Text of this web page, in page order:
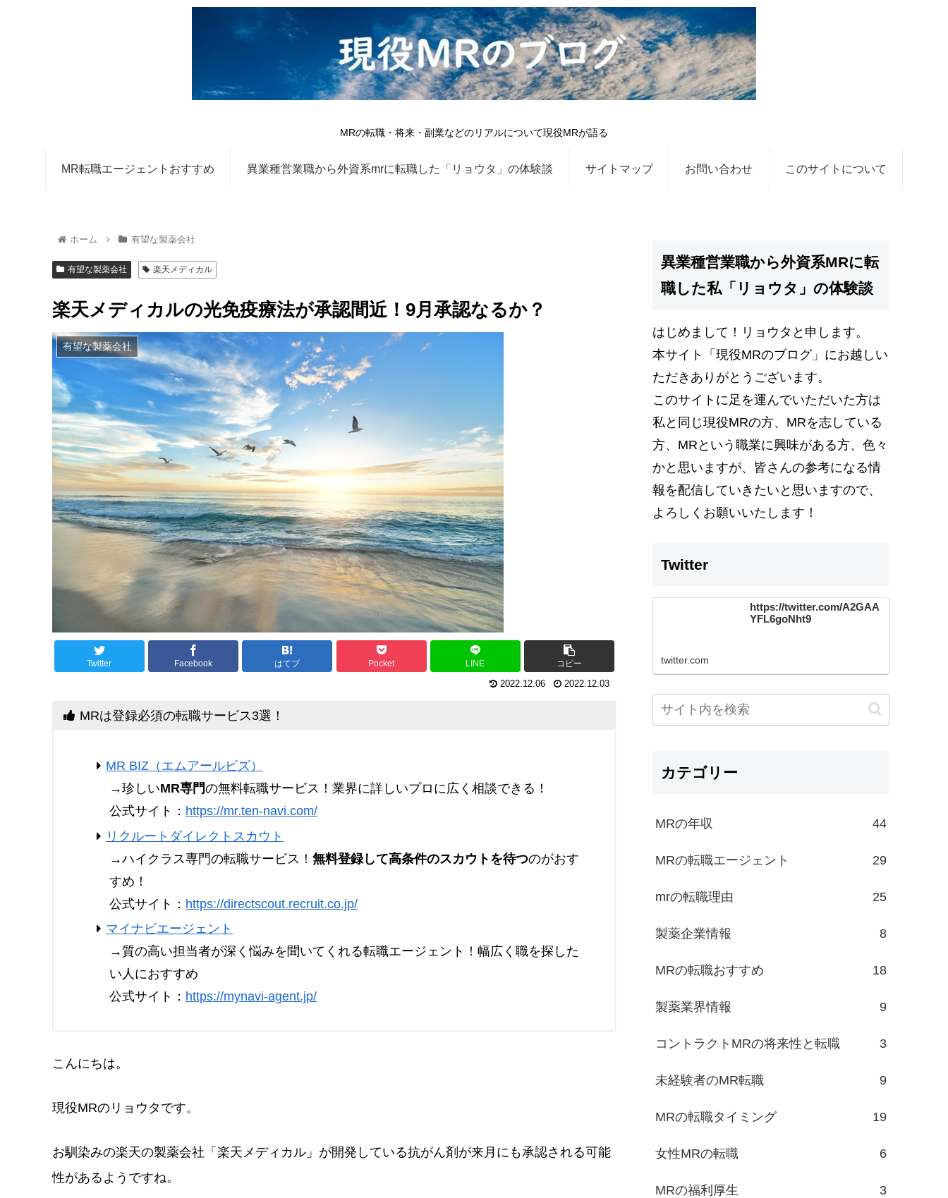
MRの転職・将来・副業などのリアルについて現役MRが語る
MR転職エージェントおすすめ 異業種営業職から外資系mrに転職した「リョウタ」の体験談 サイトマップ お問い合わせ このサイトについて
ホーム 有望な製薬会社
有望な製薬会社 楽天メディカル
楽天メディカルの光免疫療法が承認間近！9月承認なるか？
有望な製薬会社
Twitter Facebook はてブ Pocket LINE コピー
2022.12.06 2022.12.03
MRは登録必須の転職サービス3選！
MR BIZ（エムアールビズ）
→珍しいMR専門の無料転職サービス！業界に詳しいプロに広く相談できる！
公式サイト： https://mr.ten-navi.com/
リクルートダイレクトスカウト
→ハイクラス専門の転職サービス！ 無料登録して高条件のスカウトを待つのがおす
すめ！
公式サイト： https://directscout.recruit.co.jp/
マイナビエージェント
→質の高い担当者が深く悩みを聞いてくれる転職エージェント！幅広く職を探した
い人におすすめ
公式サイト： https://mynavi-agent.jp/
こんにちは。
現役MRのリョウタです。
お馴染みの楽天の製薬会社「楽天メディカル」が開発している抗がん剤が来月にも承認される可能
性があるようですね。
異業種営業職から外資系MRに転
職した私「リョウタ」の体験談
はじめまして！リョウタと申します。
本サイト
「現役MRのブログ」 にお越しい
ただきありがとうございます。
このサイトに足を運んでいただいた方は
私と同じ現役MRの方、MRを志している
方、MRという職業に興味がある方、色々
かと思いますが、 皆さんの参考になる情
報を配信 していきたいと思いますので、
よろしくお願いいたします！
Twitter
https://twitter.com/A2GAA
YFL6goNht9
twitter.com
カテゴリー
MRの年収 44
MRの転職エージェント 29
mrの転職理由 25
製薬企業情報 8
MRの転職おすすめ 18
製薬業界情報 9
コントラクトMRの将来性と転職 3
未経験者のMR転職 9
MRの転職タイミング 19
女性MRの転職 6
MRの福利厚生 3